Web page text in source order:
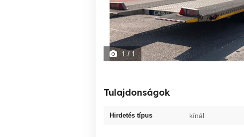
1/ 1
Tulajdonságok
Hirdetés típus kínál